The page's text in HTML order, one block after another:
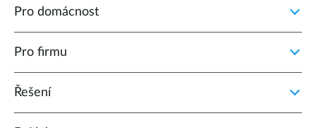
Pro domácnost
Pro firmu
Řešení